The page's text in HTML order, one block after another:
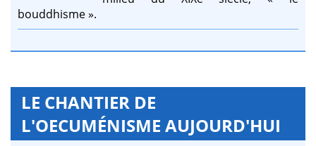
bouddhisme ».
LE CHANTIER DE
L'OECUMÉNISME AUJOURD'HUI